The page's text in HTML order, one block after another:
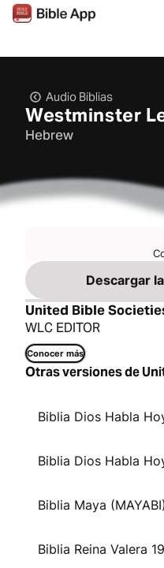
Audio Biblias
Westminster
Hebrew
Descargar
United Bible
WLC EDITOR
Conocer más
Otras versiones de
Biblia Dios Habla
Biblia Dios Habla
Biblia Maya (MAYABI)
Biblia Reina Valera